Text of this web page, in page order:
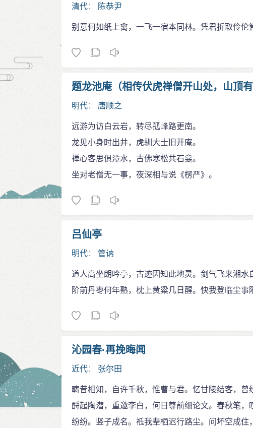
清代： 陈恭尹
别意何如纸上禽，一飞一宿本同林。凭君折取伶伦
题龙池庵（相传伏虎禅僧开山处，山顶
明代： 唐顺之
远游为访白云岩，转尽孤峰路更南。
龙见小身时出井，虎驯大士旧开庵。
禅心客思俱潭水，古佛寒松共石龛。
坐对老僧无一事，夜深相与说《楞严》。
吕仙亭
明代： 管讷
道人高坐朗吟亭，古迹因知此地灵。剑气飞来湘水
阶前丹枣何年熟，枕上黄粱几日醒。快我登临尘事
沁园春·再挽晦闻
近代： 张尔田
畴昔相知，自许千秋，惟曹与君。忆甘陵结客，曾
酹起陶潜，重邀李白，何日尊前细论文。春秋笔，
纷纷。竖子成名。祗我辈栖迟行路尘。问坏空成住